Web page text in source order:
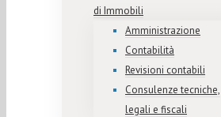
di Immobili
Amministrazione
Contabilità
Revisioni contabili
Consulenze tecniche,
legali e fiscali